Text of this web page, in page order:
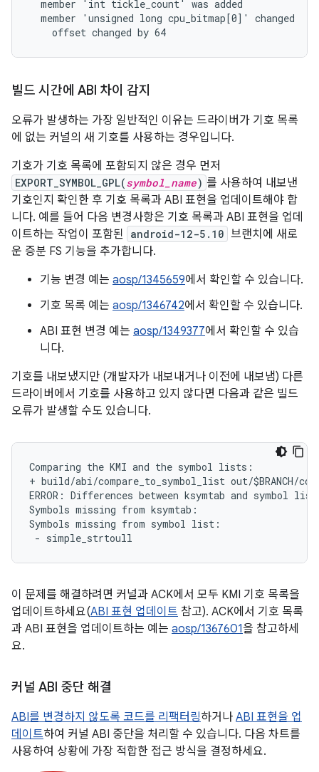
  member 'int tickle_count' was added
  member 'unsigned long cpu_bitmap[0]' changed
빌드 시간에 ABI 차이 감지
오류가 발생하는 가장 일반적인 이유는 드라이버가 기호 목록
에 없는 커널의 새 기호를 사용하는 경우입니다.
기호가 기호 목록에 포함되지 않은 경우 먼저
EXPORT_SYMBOL_GPL(symbol_name) 를 사용하여 내보낸
기호인지 확인한 후 기호 목록과 ABI 표현을 업데이트해야 합
니다. 예를 들어 다음 변경사항은 기호 목록과 ABI 표현을 업데
이트하는 작업이 포함된 android-12-5.10 브랜치에 새로
운 증분 FS 기능을 추가합니다.
기능 변경 예는 aosp/1345659에서 확인할 수 있습니다.
기호 목록 예는 aosp/1346742에서 확인할 수 있습니다.
ABI 표현 변경 예는 aosp/1349377에서 확인할 수 있습
니다.
기호를 내보냈지만 (개발자가 내보내거나 이전에 내보냄) 다른
드라이버에서 기호를 사용하고 있지 않다면 다음과 같은 빌드
오류가 발생할 수도 있습니다.
Comparing the KMI and the symbol lists:
+ build/abi/compare_to_symbol_list out/$BRANCH/
ERROR: Differences between ksymtab and symbol
Symbols missing from ksymtab:
Symbols missing from symbol list:
이 문제를 해결하려면 커널과 ACK에서 모두 KMI 기호 목록을
업데이트하세요(ABI 표현 업데이트 참고). ACK에서 기호 목록
과 ABI 표현을 업데이트하는 예는 aosp/1367601을 참고하세
요.
커널 ABI 중단 해결
ABI를 변경하지 않도록 코드를 리팩터링하거나 ABI 표현을 업
데이트하여 커널 ABI 중단을 처리할 수 있습니다. 다음 차트를
사용하여 상황에 가장 적합한 접근 방식을 결정하세요.